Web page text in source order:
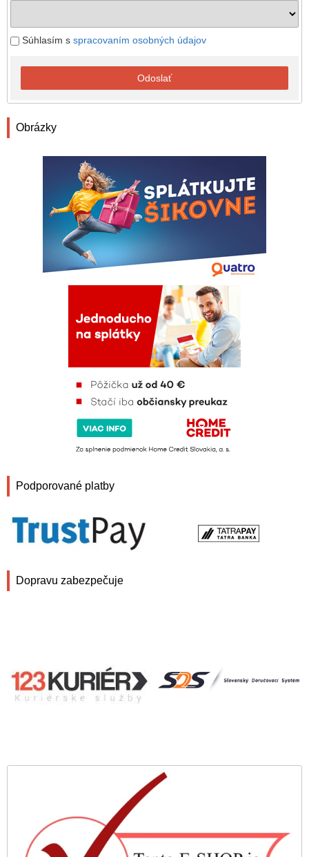
Súhlasím s spracovaním osobných údajov
Odoslať
Obrázky
Podporované platby
Dopravu zabezpečuje